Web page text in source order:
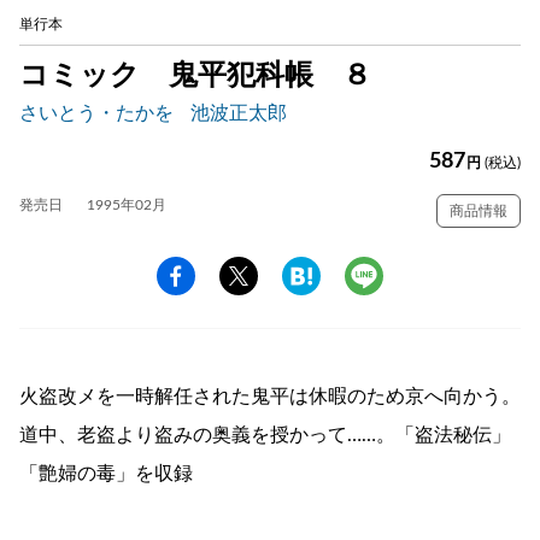
単行本
コミック 鬼平犯科帳 ８
さいとう・たかを 池波正太郎
587 円 (税込)
発売日 1995年02月 商品情報
火盗改メを一時解任された鬼平は休暇のため京へ向かう。
道中、老盗より盗みの奥義を授かって……。「盗法秘伝」
「艶婦の毒」を収録